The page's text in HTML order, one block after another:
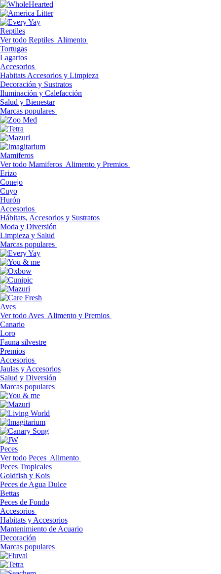
Reptiles
Ver todo Reptiles Alimento
Tortugas
Lagartos
Accesorios
Habitats Accesorios y Limpieza
Decoración y Sustratos
Iluminación y Calefacción
Salud y Bienestar
Marcas populares
Mamiferos
Ver todo Mamiferos Alimento y Premios
Erizo
Conejo
Cuyo
Hurón
Accesorios
Hábitats, Accesorios y Sustratos
Moda y Diversión
Limpieza y Salud
Marcas populares
Aves
Ver todo Aves Alimento y Premios
Canario
Loro
Fauna silvestre
Premios
Accesorios
Jaulas y Accesorios
Salud y Diversión
Marcas populares
Peces
Ver todo Peces Alimento
Peces Tropicales
Goldfish y Kois
Peces de Agua Dulce
Bettas
Peces de Fondo
Accesorios
Habitats y Accesorios
Mantenimiento de Acuario
Decoración
Marcas populares